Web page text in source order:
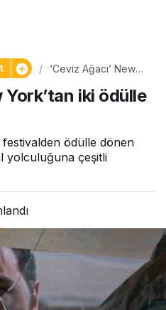
‘Ceviz Ağacı’ New
döndü
York’tan iki ödülle
festivalden ödülle dönen
yolculuğuna çeşitli